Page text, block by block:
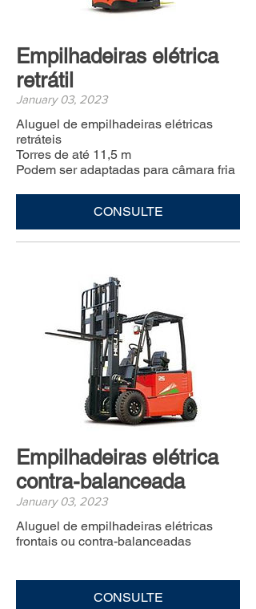
Empilhadeiras elétrica
retrátil
January 03, 2023
Aluguel de empilhadeiras elétricas
retráteis
Torres de até 11,5 m
Podem ser adaptadas para câmara fria
CONSULTE
Empilhadeiras elétrica
contra-balanceada
January 03, 2023
Aluguel de empilhadeiras elétricas
frontais ou contra-balanceadas
CONSULTE